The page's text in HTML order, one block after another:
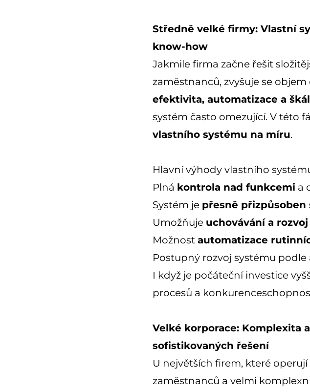
Středně velké firmy: Vlastní
know-how
Jakmile firma začne řešit
zaměstnanců, zvyšuje se
efektivita, automatizace a
systém často omezující. V této
vlastního systému na míru.
Hlavní výhody vlastního
Plná kontrola nad funkcemi a
Systém je přesně
Umožňuje uchovávání a
Možnost automatizace
Postupný rozvoj systému
I když je počáteční investice
procesů a
Velké korporace: Komplexita
sofistikovaných řešení
U největších firem, které
zaměstnanců a velmi